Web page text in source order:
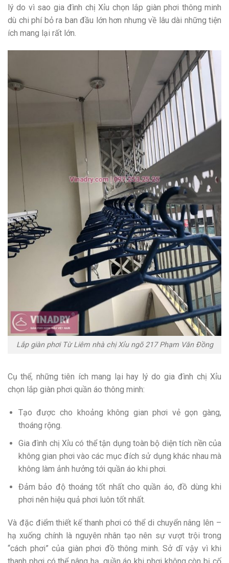
lý do vì sao gia đình chị Xỉu chọn lắp giàn phơi thông minh
dù chi phí bỏ ra ban đầu lớn hơn nhưng về lâu dài những tiện
ích mang lại rất lớn.
Lắp giàn phơi Từ Liêm nhà chị Xỉu ngõ 217 Phạm Văn Đồng
Cụ thể, những tiên ích mang lại hay lý do gia đình chị Xỉu
chọn lắp giàn phơi quần áo thông minh:
Tạo được cho khoảng không gian phơi vẻ gọn gàng,
thoáng rộng.
Gia đình chị Xỉu có thể tận dụng toàn bộ diện tích nền của
không gian phơi vào các mục đích sử dụng khác nhau mà
không làm ảnh hưởng tới quần áo khi phơi.
Đảm bảo độ thoáng tốt nhất cho quần áo, đồ dùng khi
phơi nên hiệu quả phơi luôn tốt nhất.
Và đặc điểm thiết kế thanh phơi có thể di chuyển nâng lên –
hạ xuống chính là nguyên nhân tạo nên sự vượt trội trong
“cách phơi” của giàn phơi đồ thông minh. Sở dĩ vậy vì khi